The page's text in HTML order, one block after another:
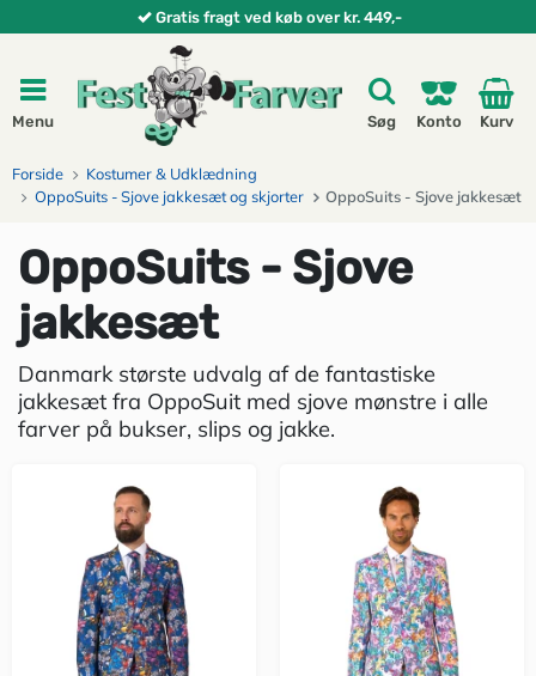
Gratis fragt ved køb over kr. 449,-
Menu Søg Konto Kurv
Forside
Kostumer & Udklædning
OppoSuits - Sjove jakkesæt og skjorter
OppoSuits - Sjove jakkesæt
OppoSuits - Sjove
jakkesæt
Danmark største udvalg af de fantastiske
jakkesæt fra OppoSuit med sjove mønstre i alle
farver på bukser, slips og jakke.